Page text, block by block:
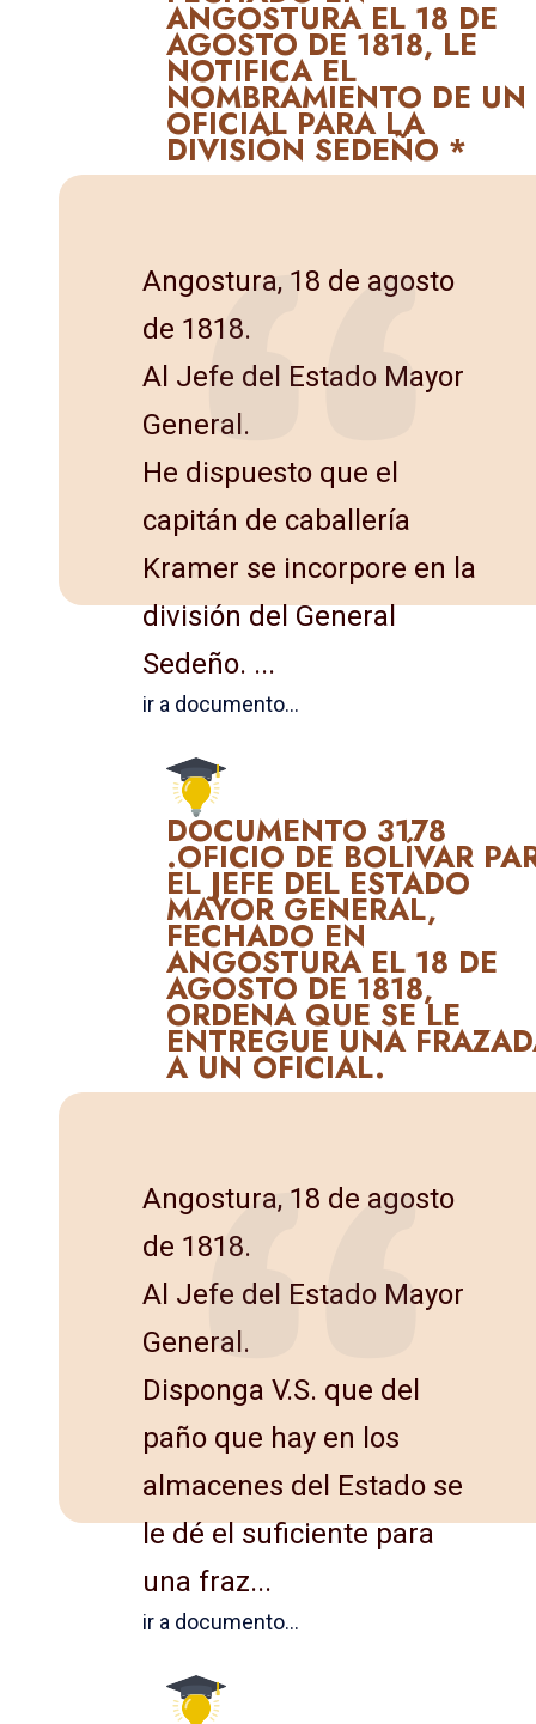
ANGOSTURA EL 18 DE
AGOSTO DE 1818, LE
NOTIFICA EL
NOMBRAMIENTO DE UN
OFICIAL PARA LA
DIVISIÓN SEDEÑO *
Angostura, 18 de agosto
de 1818.
Al Jefe del Estado Mayor
General.
He dispuesto que el
capitán de caballería
Kramer se incorpore en la
división del General
Sedeño. ...
ir a documento...
DOCUMENTO 3178
.OFICIO DE BOLÍVAR
EL JEFE DEL ESTADO
MAYOR GE­NERAL,
FECHADO EN
ANGOSTURA EL 18 DE
AGOSTO DE 1818,
ORDENA QUE SE LE
ENTREGUE UNA
A UN OFICIAL.
Angostura, 18 de agosto
de 1818.
Al Jefe del Estado Mayor
General.
Disponga V.S. que del
paño que hay en los
almacenes del Es­tado se
le dé el suficiente para
una fraz...
ir a documento...